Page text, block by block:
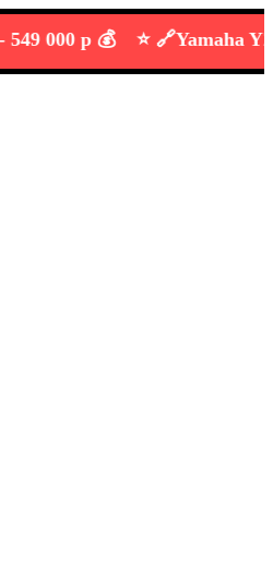
р 💰 ⭐️ 🔗 Yamaha YZF-